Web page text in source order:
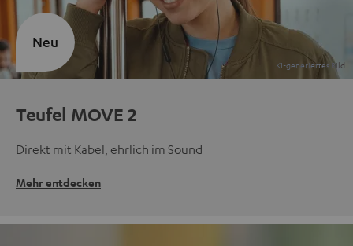
Teufel MOVE 2
Direkt mit Kabel, ehrlich im Sound
Mehr entdecken
Neu